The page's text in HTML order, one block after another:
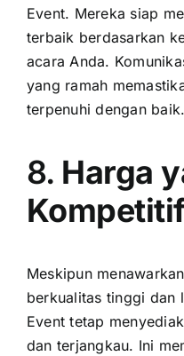
Event. Mereka siap
terbaik berdasarkan
acara Anda.
yang ramah
terpenuhi dengan baik.
8. Harga
Meskipun
berkualitas tinggi dan
Event tetap
dan terjangkau. Ini